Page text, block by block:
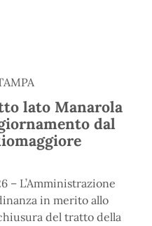
lato Manarola
dal
– L’Amministrazione
in merito allo
del tratto della